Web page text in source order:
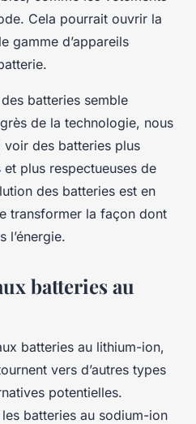
Cela pourrait ouvrir la
gamme d’appareils
batteries semble
de la technologie, nous
voir des batteries plus
plus respectueuses de
des batteries est en
transformer la façon dont
l’énergie.
batteries au
batteries au lithium-ion,
vers d’autres types
potentielles.
batteries au sodium-ion